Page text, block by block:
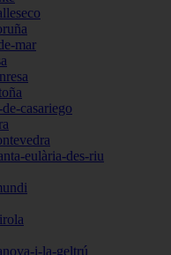
mar
casariego
eulària-des-riu
i-la-geltrú